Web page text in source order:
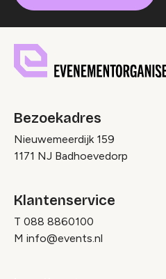
Bezoekadres
Nieuwemeerdijk 159
1171 NJ Badhoevedorp
Klantenservice
T 088 8860100
M info@events.nl